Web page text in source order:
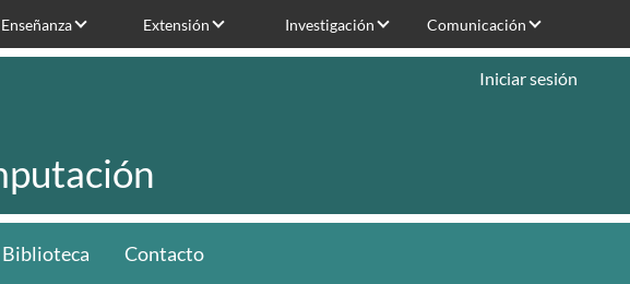
Enseñanza Extensión Investigación Comunicación
Iniciar sesión
Biblioteca Contacto